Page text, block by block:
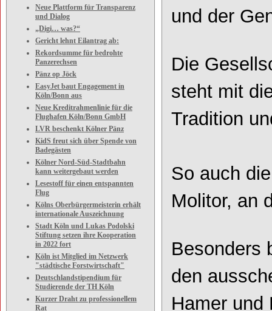
Neue Plattform für Transparenz
und Dialog
„Digi… was?“
Gericht lehnt Eilantrag ab:
Rekordsumme für bedrohte
Panzerechsen
Pänz op Jöck
EasyJet baut Engagement in
Köln/Bonn aus
Neue Kreditrahmenlinie für die
Flughafen Köln/Bonn GmbH
LVR beschenkt Kölner Pänz
KidS freut sich über Spende von
Badegästen
Kölner Nord-Süd-Stadtbahn
kann weitergebaut werden
Lesestoff für einen entspannten
Flug
Kölns Oberbürgermeisterin erhält
internationale Auszeichnung
Stadt Köln und Lukas Podolski
Stiftung setzen ihre Kooperation
in 2022 fort
Köln ist Mitglied im Netzwerk
"städtische Forstwirtschaft"
Deutschlandstipendium für
Studierende der TH Köln
Kurzer Draht zu professionellem
Rat
und der
Die
steht mit
Tradition
So auch
Molitor, an
Besonders
den
Hamer und